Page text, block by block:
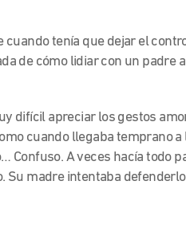
cuando tenía que dejar el
de cómo lidiar con un padre
difícil apreciar los gestos
cuando llegaba temprano
Confuso. A veces hacía todo
Su madre intentaba